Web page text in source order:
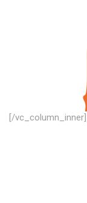
[/vc_column_inner]